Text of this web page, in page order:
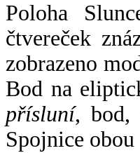
Poloha
čtvereček
zobrazeno
Bod na
přísluní, bod,
Spojnice obou